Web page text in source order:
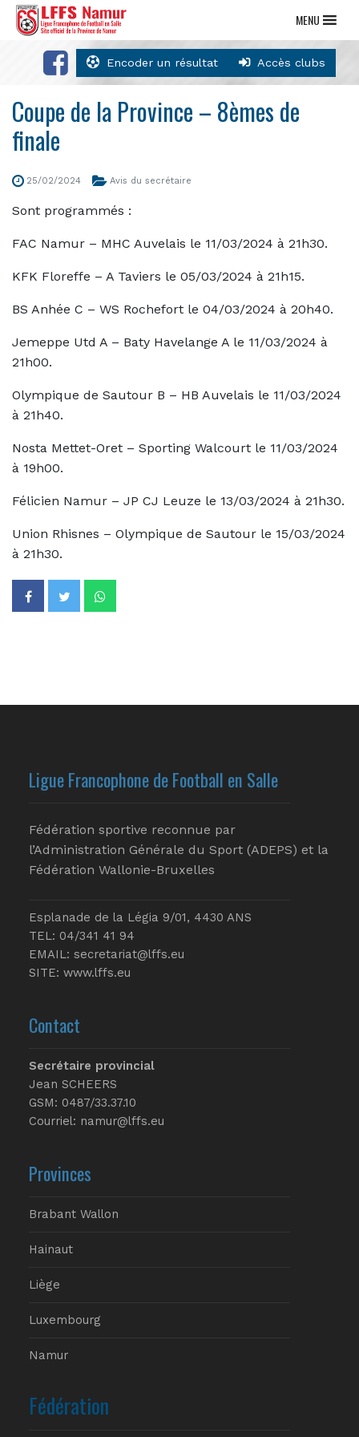
Encoder un résultat Accès clubs
MENU
Coupe de la Province – 8èmes de
finale
25/02/2024 Avis du secrétaire
Sont programmés :
FAC Namur – MHC Auvelais le 11/03/2024 à 21h30.
KFK Floreffe – A Taviers le 05/03/2024 à 21h15.
BS Anhée C – WS Rochefort le 04/03/2024 à 20h40.
Jemeppe Utd A – Baty Havelange A le 11/03/2024 à
21h00.
Olympique de Sautour B – HB Auvelais le 11/03/2024
à 21h40.
Nosta Mettet-Oret – Sporting Walcourt le 11/03/2024
à 19h00.
Félicien Namur – JP CJ Leuze le 13/03/2024 à 21h30.
Union Rhisnes – Olympique de Sautour le 15/03/2024
à 21h30.
Ligue Francophone de Football en Salle
Fédération sportive reconnue par
l’Administration Générale du Sport (ADEPS) et la
Fédération Wallonie-Bruxelles
Esplanade de la Légia 9/01, 4430 ANS
TEL: 04/341 41 94
EMAIL: secretariat@lffs.eu
SITE: www.lffs.eu
Contact
Secrétaire provincial
Jean SCHEERS
GSM: 0487/33.37.10
Courriel: namur@lffs.eu
Provinces
Brabant Wallon
Hainaut
Liège
Luxembourg
Namur
Fédération